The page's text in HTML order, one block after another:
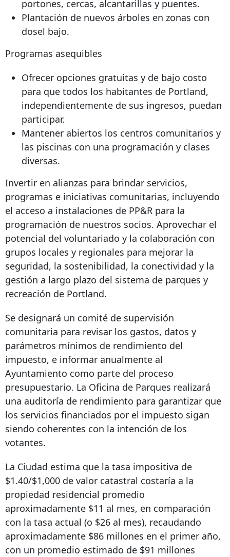
portones, cercas, alcantarillas y puentes.
Plantación de nuevos árboles en zonas con
dosel bajo.
Programas asequibles
Ofrecer opciones gratuitas y de bajo costo
para que todos los habitantes de Portland,
independientemente de sus ingresos, puedan
participar.
Mantener abiertos los centros comunitarios y
las piscinas con una programación y clases
diversas.
Invertir en alianzas para brindar servicios,
programas e iniciativas comunitarias, incluyendo
el acceso a instalaciones de PP&R para la
programación de nuestros socios. Aprovechar el
potencial del voluntariado y la colaboración con
grupos locales y regionales para mejorar la
seguridad, la sostenibilidad, la conectividad y la
gestión a largo plazo del sistema de parques y
recreación de Portland.
Se designará un comité de supervisión
comunitaria para revisar los gastos, datos y
parámetros mínimos de rendimiento del
impuesto, e informar anualmente al
Ayuntamiento como parte del proceso
presupuestario. La Oficina de Parques realizará
una auditoría de rendimiento para garantizar que
los servicios financiados por el impuesto sigan
siendo coherentes con la intención de los
votantes.
La Ciudad estima que la tasa impositiva de
$1.40/$1,000 de valor catastral costaría a la
propiedad residencial promedio
aproximadamente $11 al mes, en comparación
con la tasa actual (o $26 al mes), recaudando
aproximadamente $86 millones en el primer año,
con un promedio estimado de $91 millones